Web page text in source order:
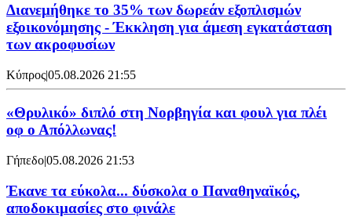
Διανεμήθηκε το 35% των δωρεάν εξοπλισμών
εξοικονόμησης - Έκκληση για άμεση εγκατάσταση
των ακροφυσίων
Κύπρος|05.08.2026 21:55
«Θρυλικό» διπλό στη Νορβηγία και φουλ για πλέι
οφ ο Απόλλωνας!
Γήπεδο|05.08.2026 21:53
Έκανε τα εύκολα... δύσκολα ο Παναθηναϊκός,
αποδοκιμασίες στο φινάλε